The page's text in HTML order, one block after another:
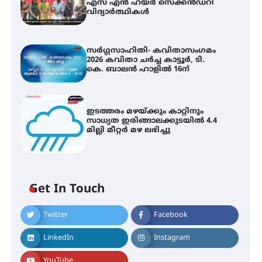
എസ് എൻ ഹയർ സെക്കൻഡറി
വിദ്യാർത്ഥികൾ
സർഗ്ഗസാഹിതി- കവിതാസംഗമം
2026 കവിതാ ചർച്ച കാട്ടൂർ, ടി.
കെ. ബാലൻ ഹാളിൽ 16ന്
ഇടത്തരം മഴയ്ക്കും കാറ്റിനും
സാധ്യത ഇരിങ്ങാലക്കുടയിൽ 4.4
മില്ലി മീറ്റർ മഴ ലഭിച്ചു
Get In Touch
Twitter Facebook
LinkedIn Instagram
കോമേഴ്സ് എക്സ്പോയുമായി
എസ് എൻ ഹയർ സെക്കൻഡറി
വിദ്യാർത്ഥികൾ